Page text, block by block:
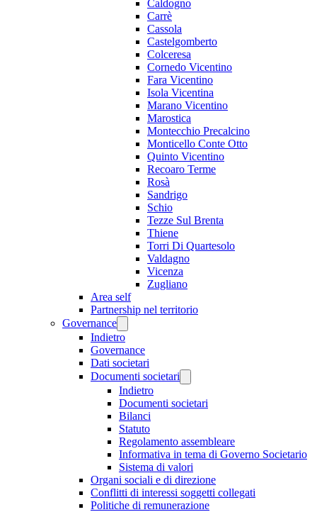
Caldogno
Carrè
Cassola
Castelgomberto
Colceresa
Cornedo Vicentino
Fara Vicentino
Isola Vicentina
Marano Vicentino
Marostica
Montecchio Precalcino
Monticello Conte Otto
Quinto Vicentino
Recoaro Terme
Rosà
Sandrigo
Schio
Tezze Sul Brenta
Thiene
Torri Di Quartesolo
Valdagno
Vicenza
Zugliano
Area self
Partnership nel territorio
Governance
Indietro
Governance
Dati societari
Documenti societari
Indietro
Documenti societari
Bilanci
Statuto
Regolamento assembleare
Informativa in tema di Governo Societario
Sistema di valori
Organi sociali e di direzione
Conflitti di interessi soggetti collegati
Politiche di remunerazione